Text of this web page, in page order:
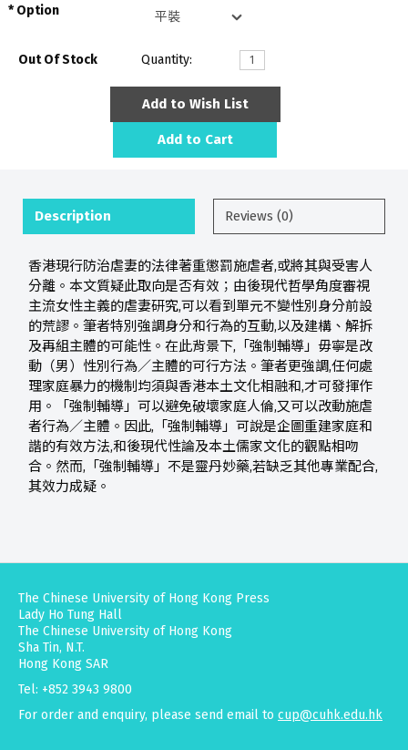
Option
Out Of Stock Quantity:
Add to Wish List
Add to Cart
Description Reviews (0)
香港現行防治虐妻的法律著重懲罰施虐者,或將其與受害人
分離。本文質疑此取向是否有效；由後現代哲學角度審視
主流女性主義的虐妻研究,可以看到單元不變性別身分前設
的荒謬。筆者特別強調身分和行為的互動,以及建構、解拆
及再組主體的可能性。在此背景下,「強制輔導」毋寧是改
動（男）性別行為／主體的可行方法。筆者更強調,任何處
理家庭暴力的機制均須與香港本土文化相融和,才可發揮作
用。「強制輔導」可以避免破壞家庭人倫,又可以改動施虐
者行為／主體。因此,「強制輔導」可說是企圖重建家庭和
諧的有效方法,和後現代性論及本土儒家文化的觀點相吻
合。然而,「強制輔導」不是靈丹妙藥,若缺乏其他專業配合,
其效力成疑。
The Chinese University of Hong Kong Press
Lady Ho Tung Hall
The Chinese University of Hong Kong
Sha Tin, N.T.
Hong Kong SAR
Tel: +852 3943 9800
For order and enquiry, please send email to cup@cuhk.edu.hk